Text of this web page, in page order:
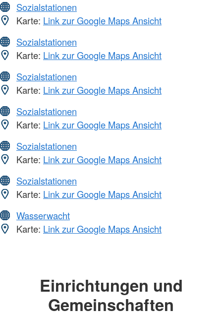
Sozialstationen
Karte: Link zur Google Maps Ansicht
Sozialstationen
Karte: Link zur Google Maps Ansicht
Sozialstationen
Karte: Link zur Google Maps Ansicht
Sozialstationen
Karte: Link zur Google Maps Ansicht
Sozialstationen
Karte: Link zur Google Maps Ansicht
Sozialstationen
Karte: Link zur Google Maps Ansicht
Wasserwacht
Karte: Link zur Google Maps Ansicht
Einrichtungen und
Gemeinschaften